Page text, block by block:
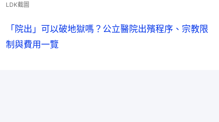
LDK截圖
「院出」可以破地獄嗎？公立醫院出殯程序、宗教限
制與費用一覽